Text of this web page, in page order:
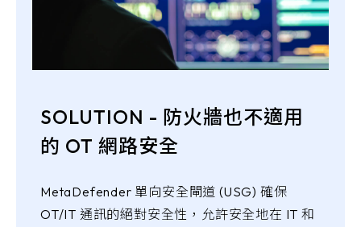
SOLUTION - 防火牆也不適用
的 OT 網路安全
MetaDefender 單向安全閘道 (USG) 確保
OT/IT 通訊的絕對安全性，允許安全地在 IT 和